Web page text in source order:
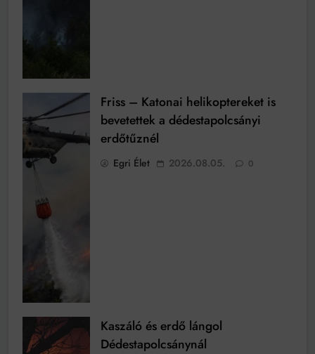
Friss – Katonai helikoptereket is
bevetettek a dédestapolcsányi
erdőtűznél
Egri Élet 2026.08.05. 0
Kaszáló és erdő lángol
Dédestapolcsánynál